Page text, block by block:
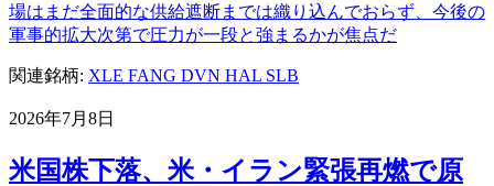
場はまだ全面的な供給遮断までは織り込んでおらず、今後の
軍事的拡大次第で圧力が一段と強まるかが焦点だ
関連銘柄: XLE FANG DVN HAL SLB
2026年7月8日
米国株下落、米・イラン緊張再燃で原